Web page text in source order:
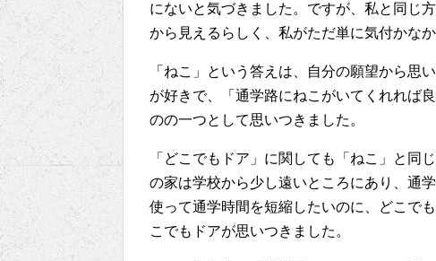
にないと気づきました。ですが、私と同じ
から見えるらしく、私がただ単に気付かな
「ねこ」という答えは、自分の願望から思
が好きで、「通学路にねこがいてくれれば
のの一つとして思いつきました。
「どこでもドア」に関しても「ねこ」と同
の家は学校から少し遠いところにあり、通
使って通学時間を短縮したいのに、どこで
こでもドアが思いつきました。